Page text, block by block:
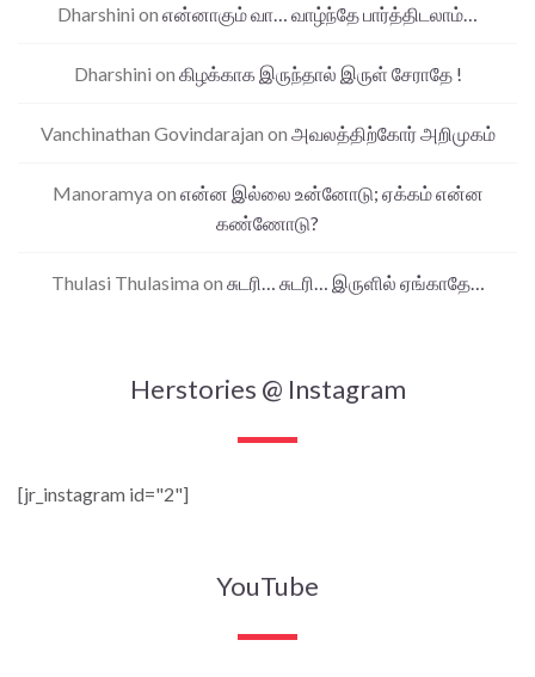
Dharshini on என்னாகும் வா… வாழ்ந்தே பார்த்திடலாம்…
Dharshini on கிழக்காக இருந்தால் இருள் சேராதே !
Vanchinathan Govindarajan on அவலத்திற்கோர் அறிமுகம்
Manoramya on என்ன இல்லை உன்னோடு; ஏக்கம் என்ன
கண்ணோடு?
Thulasi Thulasima on சுடரி… சுடரி… இருளில் ஏங்காதே…
Herstories @ Instagram
[jr_instagram id="2"]
YouTube